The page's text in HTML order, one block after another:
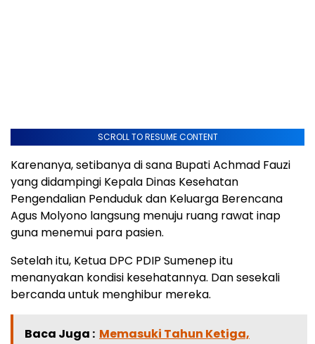
SCROLL TO RESUME CONTENT
Karenanya, setibanya di sana Bupati Achmad Fauzi
yang didampingi Kepala Dinas Kesehatan
Pengendalian Penduduk dan Keluarga Berencana
Agus Molyono langsung menuju ruang rawat inap
guna menemui para pasien.
Setelah itu, Ketua DPC PDIP Sumenep itu
menanyakan kondisi kesehatannya. Dan sesekali
bercanda untuk menghibur mereka.
Baca Juga : Memasuki Tahun Ketiga,